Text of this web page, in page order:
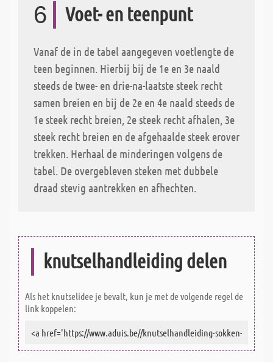
6 Voet- en teenpunt
Vanaf de in de tabel aangegeven voetlengte de
teen beginnen. Hierbij bij de 1e en 3e naald
steeds de twee- en drie-na-laatste steek recht
samen breien en bij de 2e en 4e naald steeds de
1e steek recht breien, 2e steek recht afhalen, 3e
steek recht breien en de afgehaalde steek erover
trekken. Herhaal de minderingen volgens de
tabel. De overgebleven steken met dubbele
draad stevig aantrekken en afhechten.
knutselhandleiding delen
Als het knutselidee je bevalt, kun je met de volgende regel de
link koppelen: